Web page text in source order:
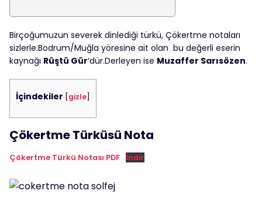
Birçoğumuzun severek dinlediği türkü, Çökertme notaları
sizlerle.Bodrum/Muğla yöresine ait olan bu değerli eserin
kaynağı Rüştü Gür‘dür.Derleyen ise Muzaffer Sarısözen.
İçindekiler gizle
Çökertme Türküsü Nota
Çökertme Türkü Notası PDF İndir